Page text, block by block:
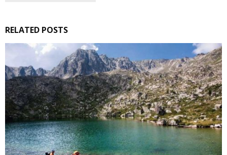
RELATED POSTS